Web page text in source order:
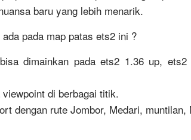
baru yang lebih menarik.
pada map patas ets2 ini ?
dimainkan pada ets2 1.36 up,
viewpoint di berbagai titik.
dengan rute Jombor, Medari, muntilan,